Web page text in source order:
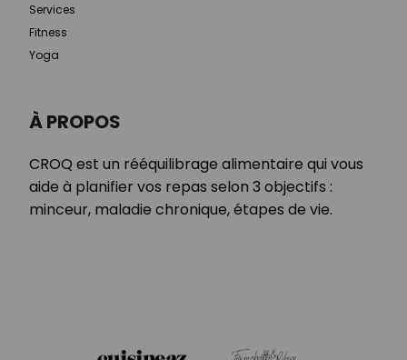
À PROPOS
CROQ est un rééquilibrage alimentaire qui vous
aide à planifier vos repas selon 3 objectifs :
minceur, maladie chronique, étapes de vie.
Services
Fitness
Yoga